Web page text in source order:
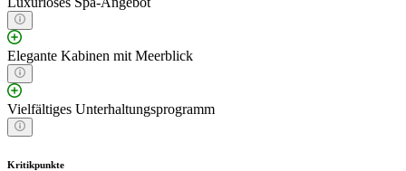
Elegante Kabinen mit Meerblick
Vielfältiges Unterhaltungsprogramm
Kritikpunkte